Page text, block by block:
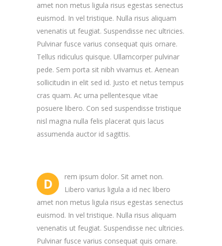
amet non metus ligula risus egestas senectus
euismod. In vel tristique. Nulla risus aliquam
venenatis ut feugiat. Suspendisse nec ultricies.
Pulvinar fusce varius consequat quis ornare.
Tellus ridiculus quisque. Ullamcorper pulvinar
pede. Sem porta sit nibh vivamus et. Aenean
sollicitudin in elit sed id. Justo et netus tempus
cras quam. Ac urna pellentesque vitae
posuere libero. Con sed suspendisse tristique
nisl magna nulla felis placerat quis lacus
assumenda auctor id sagittis.
D
rem ipsum dolor. Sit amet non.
Libero varius ligula a id nec libero
amet non metus ligula risus egestas senectus
euismod. In vel tristique. Nulla risus aliquam
venenatis ut feugiat. Suspendisse nec ultricies.
Pulvinar fusce varius consequat quis ornare.